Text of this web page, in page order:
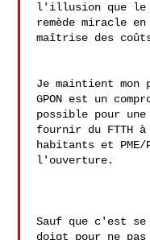
l'illusion que le
remède miracle
maîtrise des
Je maintient mon
GPON est un
possible pour
fournir du FTTH à
habitants et
l'ouverture.
Sauf que c'est
doigt pour ne